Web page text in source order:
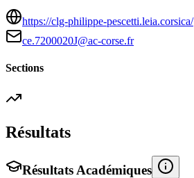
https://clg-philippe-pescetti.leia.corsica/
ce.7200020J@ac-corse.fr
Sections
Résultats
Résultats Académiques